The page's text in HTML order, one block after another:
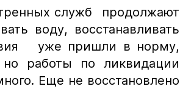
служб продолжают
воду, восстанавливать
уже пришли в норму,
работы по ликвидации
Еще не восстановлено